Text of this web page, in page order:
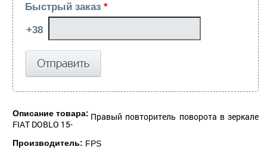
Быстрый заказ *
Описание товара: Правый повторитель поворота в зеркале
FIAT DOBLO 15-
Производитель: FPS